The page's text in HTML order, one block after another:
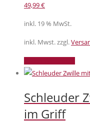
49,99€
inkl. 19 % MwSt.
inkl. Mwst. zzgl.
Schleuder
im Griff